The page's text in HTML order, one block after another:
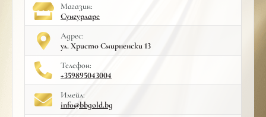
Mагазин:
Сунгурларе
Адрес:
ул. Христо Смирненски 13
Телефон:
+359895043004
Имейл:
info@bbgold.bg